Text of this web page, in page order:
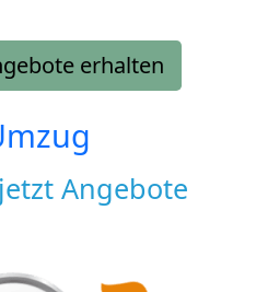
erhalten
Angebote